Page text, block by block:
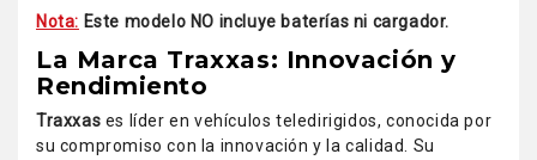
Nota: Este modelo NO incluye baterías ni cargador.
La Marca Traxxas: Innovación y
Rendimiento
Traxxas es líder en vehículos teledirigidos, conocida por
su compromiso con la innovación y la calidad. Su